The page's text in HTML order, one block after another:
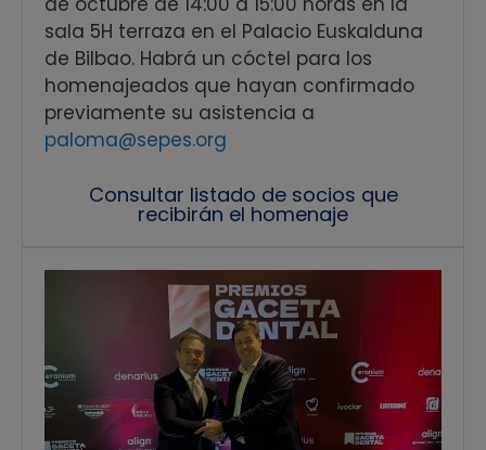
sala 5H terraza en el Palacio Euskalduna
de Bilbao. Habrá un cóctel para los
homenajeados que hayan confirmado
previamente su asistencia a
paloma@sepes.org
Consultar listado de socios que
recibirán el homenaje